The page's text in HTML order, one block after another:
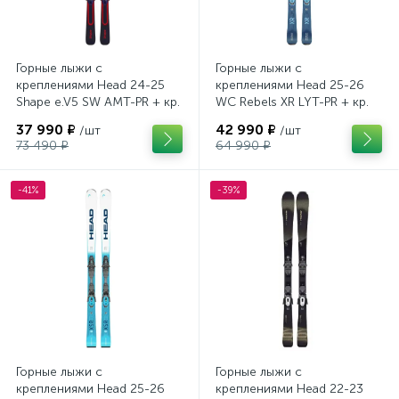
Горные лыжи с
креплениями Head 24-25
Shape e.V5 SW AMT-PR + кр.
37 990 ₽ /шт
73 490 ₽
Горные лыжи с
креплениями Head 25-26
WC Rebels XR LYT-PR + кр.
42 990 ₽ /шт
64 990 ₽
-41%
Горные лыжи с
креплениями Head 25-26
-39%
Горные лыжи с
креплениями Head 22-23